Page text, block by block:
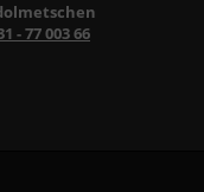
- 77 003 66